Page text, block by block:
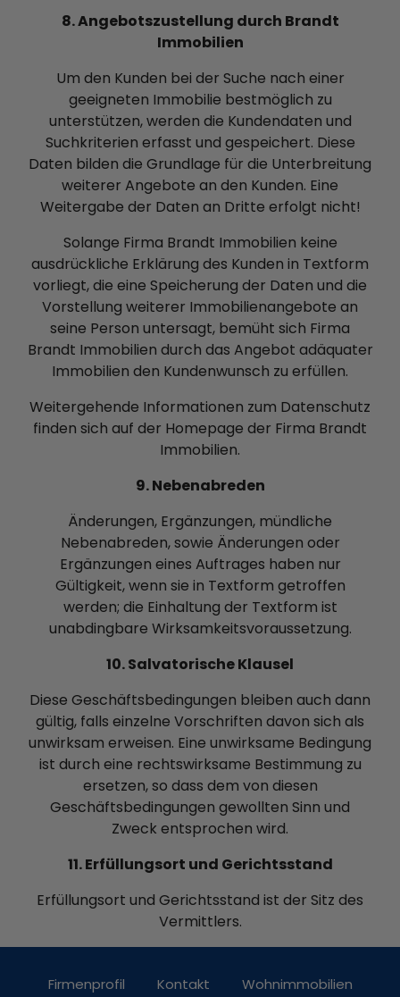
8. Angebotszustellung durch Brandt
Immobilien
Um den Kunden bei der Suche nach einer
geeigneten Immobilie bestmöglich zu
unterstützen, werden die Kundendaten und
Suchkriterien erfasst und gespeichert. Diese
Daten bilden die Grundlage für die Unterbreitung
weiterer Angebote an den Kunden. Eine
Weitergabe der Daten an Dritte erfolgt nicht!
Solange Firma Brandt Immobilien keine
ausdrückliche Erklärung des Kunden in Textform
vorliegt, die eine Speicherung der Daten und die
Vorstellung weiterer Immobilienangebote an
seine Person untersagt, bemüht sich Firma
Brandt Immobilien durch das Angebot adäquater
Immobilien den Kundenwunsch zu erfüllen.
Weitergehende Informationen zum Datenschutz
finden sich auf der Homepage der Firma Brandt
Immobilien.
9. Nebenabreden
Änderungen, Ergänzungen, mündliche
Nebenabreden, sowie Änderungen oder
Ergänzungen eines Auftrages haben nur
Gültigkeit, wenn sie in Textform getroffen
werden; die Einhaltung der Textform ist
unabdingbare Wirksamkeitsvoraussetzung.
10. Salvatorische Klausel
Diese Geschäftsbedingungen bleiben auch dann
gültig, falls einzelne Vorschriften davon sich als
unwirksam erweisen. Eine unwirksame Bedingung
ist durch eine rechtswirksame Bestimmung zu
ersetzen, so dass dem von diesen
Geschäftsbedingungen gewollten Sinn und
Zweck entsprochen wird.
11. Erfüllungsort und Gerichtsstand
Erfüllungsort und Gerichtsstand ist der Sitz des
Vermittlers.
Firmenprofil Kontakt Wohnimmobilien